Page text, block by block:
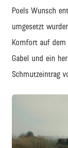
Poels Wunsch
umgesetzt
Komfort auf
Gabel und ein
Schmutzeintrag